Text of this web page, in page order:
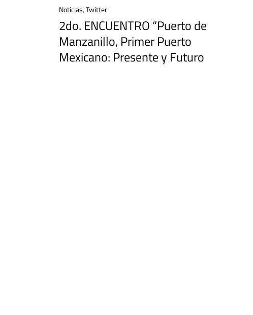
Noticias,Twitter
2do. ENCUENTRO “Puerto de
Manzanillo, Primer Puerto
Mexicano: Presente y Futuro